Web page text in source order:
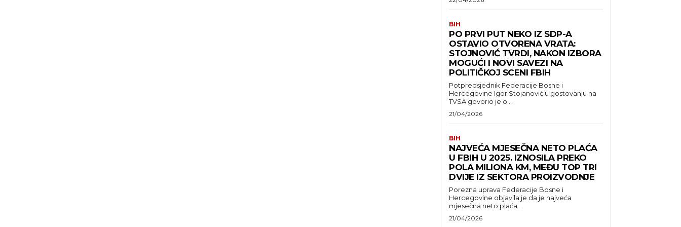
BIH
PO PRVI PUT NEKO IZ SDP-A
OSTAVIO OTVORENA VRATA:
STOJNOVIĆ TVRDI, NAKON IZBORA
MOGUĆI I NOVI SAVEZI NA
POLITIČKOJ SCENI FBIH
Potpredsjednik Federacije Bosne i
Hercegovine Igor Stojanović u gostovanju na
TVSA govorio je o...
21/04/2026
BIH
NAJVEĆA MJESEČNA NETO PLAĆA
U FBIH U 2025. IZNOSILA PREKO
POLA MILIONA KM, MEĐU TOP TRI
DVIJE IZ SEKTORA PROIZVODNJE
Porezna uprava Federacije Bosne i
Hercegovine objavila je da je najveća
mjesečna neto plaća...
21/04/2026